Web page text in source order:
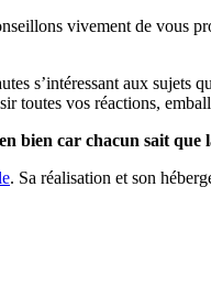
vivement de vous
s’intéressant aux
toutes vos réactions,
bien car chacun sait que
. Sa réalisation et son